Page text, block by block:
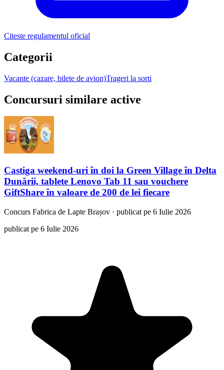
Citeste regulamentul oficial
Categorii
Vacante (cazare, bilete de avion)Trageri la sorti
Concursuri similare active
Castiga weekend-uri în doi la Green Village în Delta
Dunării, tablete Lenovo Tab 11 sau vouchere
GiftShare în valoare de 200 de lei fiecare
Concurs Fabrica de Lapte Brașov · publicat pe 6 Iulie 2026
publicat pe 6 Iulie 2026